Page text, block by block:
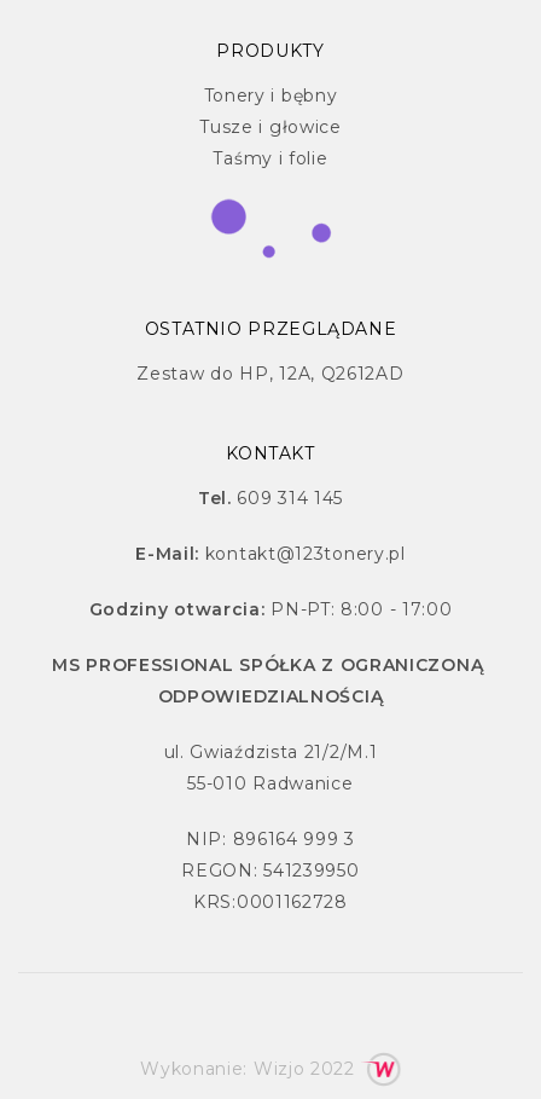
PRODUKTY
Tonery i bębny
Tusze i głowice
Taśmy i folie
OSTATNIO PRZEGLĄDANE
Zestaw do HP, 12A, Q2612AD
KONTAKT
Tel. 609 314 145
E-Mail: kontakt@123tonery.pl
Godziny otwarcia: PN-PT: 8:00 - 17:00
MS PROFESSIONAL SPÓŁKA Z OGRANICZONĄ
ODPOWIEDZIALNOŚCIĄ
ul. Gwiaździsta 21/2/M.1
55-010 Radwanice
NIP: 896164 999 3
REGON: 541239950
KRS:0001162728
Wykonanie: Wizjo 2022